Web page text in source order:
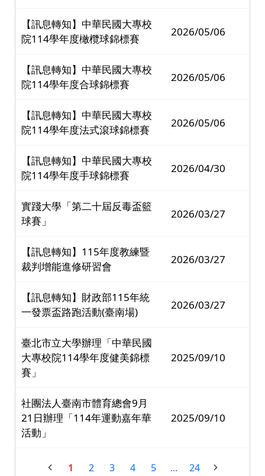
【訊息轉知】中華民國大專校
院114學年度橄欖球錦標賽
2026/05/06
【訊息轉知】中華民國大專校
院114學年度合球錦標賽
2026/05/06
【訊息轉知】中華民國大專校
院114學年度法式滾球錦標賽
2026/05/06
【訊息轉知】中華民國大專校
院114學年度手球錦標賽
2026/04/30
實踐大學「第二十屆反毒盃籃
球賽」
2026/03/27
【訊息轉知】115年度教練暨
裁判增能進修研習會
2026/03/27
【訊息轉知】財政部115年統
一發票盃路跑活動(臺南場)
2026/03/27
臺北市立大學辦理「中華民國
大專校院114學年度健美錦標
賽」
2025/09/10
社團法人臺南市體育總會9月
21日辦理「114年運動嘉年華
活動」
2025/09/10
1 2 3 4 5 ... 24